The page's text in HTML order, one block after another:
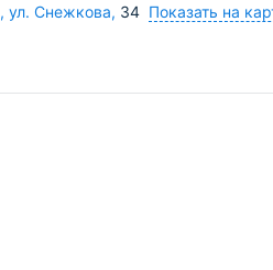
, ул. Снежкова, 34 Показать на